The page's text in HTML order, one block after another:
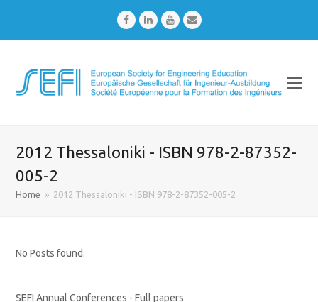
FacebookLinkedInYoutubeEmail
2012 Thessaloniki - ISBN 978-2-87352-
005-2
Home » 2012 Thessaloniki - ISBN 978-2-87352-005-2
No Posts found.
SEFI Annual Conferences - Full papers